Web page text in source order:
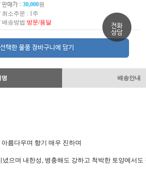
전화
상담
판매가 : 30,000원
최소주문 : 1주
배송방법:방문/용달
명 배송안내
름다우며 향기 매우 진하며
녔으며 내한성, 병충해도 강하고 척박한 토양에서도